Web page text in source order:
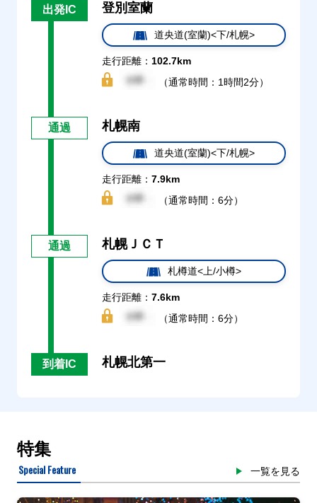
出発IC 登別室蘭
道央道(室蘭)<下/札幌>
走行距離： 102.7km
（通常時間：1時間2分）
通過 札幌南
道央道(室蘭)<下/札幌>
走行距離： 7.9km
（通常時間：6分）
通過 札幌ＪＣＴ
札樽道<上/小樽>
走行距離： 7.6km
（通常時間：6分）
到着IC 札幌北第一
特集
Special Feature 一覧を見る